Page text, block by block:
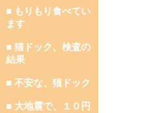
■ もりもり食べてい
ます
■ 猫ドック、検査の
結果
■ 不安な、猫ドック
■ 大地震で、１０円